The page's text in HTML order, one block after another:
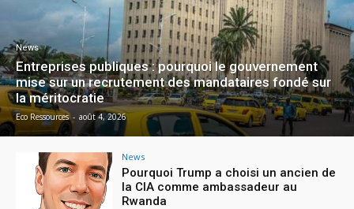
News
Entreprises publiques : pourquoi le gouvernement
mise sur un recrutement des mandataires fondé sur
la méritocratie
Eco Ressources - août 4, 2026
News
Pourquoi Trump a choisi un ancien de
la CIA comme ambassadeur au
Rwanda